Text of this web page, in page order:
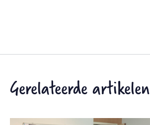
Gerelateerde artikelen